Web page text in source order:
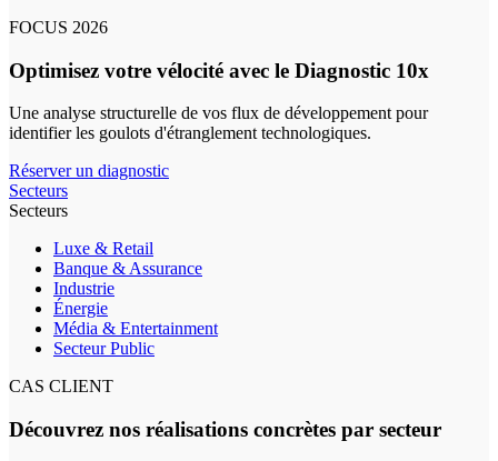
FOCUS 2026
Optimisez votre vélocité avec le Diagnostic 10x
Une analyse structurelle de vos flux de développement pour
identifier les goulots d'étranglement technologiques.
Réserver un diagnostic
Secteurs
Secteurs
Luxe & Retail
Banque & Assurance
Industrie
Énergie
Média & Entertainment
Secteur Public
CAS CLIENT
Découvrez nos réalisations concrètes par secteur